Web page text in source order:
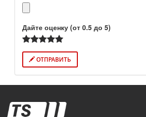
Дайте оценку (от 0.5 до 5)
ОТПРАВИТЬ